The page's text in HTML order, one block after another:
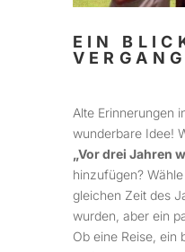
EIN
Alte Erinnerungen
wunderbare Idee!
„Vor drei Jahren
hinzufügen?
gleichen Zeit des
wurden, aber ein
Ob eine Reise, ein